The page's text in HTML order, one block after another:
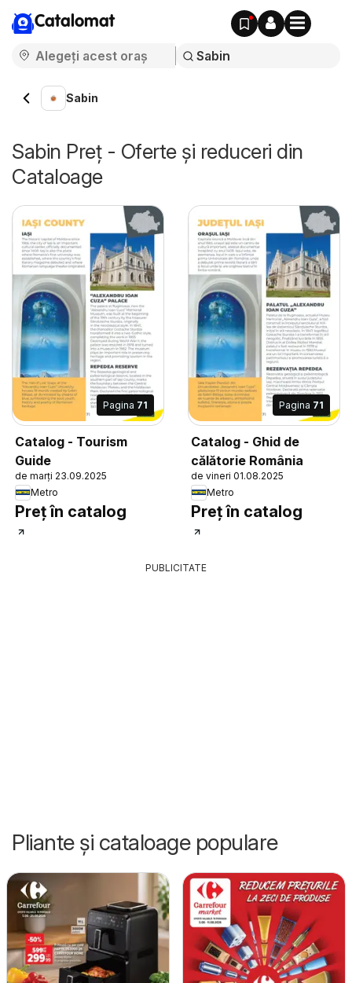
Catalomat
Sabin
Sabin Preț - Oferte și reduceri din
Cataloage
Pagina 71
Catalog - Tourism
Guide
de marți 23.09.2025
Metro
Preț în catalog
Pagina 71
Catalog - Ghid de
călătorie România
de vineri 01.08.2025
Metro
Preț în catalog
PUBLICITATE
Pliante și cataloage populare